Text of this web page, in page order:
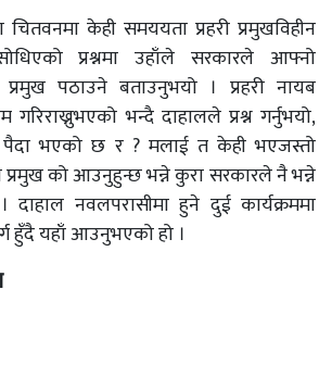
केही समययता प्रहरी प्रमुखविहीन
प्रश्नमा उहाँले सरकारले आफ्नो
पठाउने बताउनुभयो । प्रहरी नायब
गरिराख्नुभएको भन्दै दाहालले प्रश्न गर्नुभयो,
पैदा भएको छ र ? मलाई त केही भएजस्तो
प्रमुख को आउनुहुन्छ भन्ने कुरा सरकारले नै भन्ने
दाहाल नवलपरासीमा हुने दुई कार्यक्रममा
हुँदै यहाँ आउनुभएको हो ।